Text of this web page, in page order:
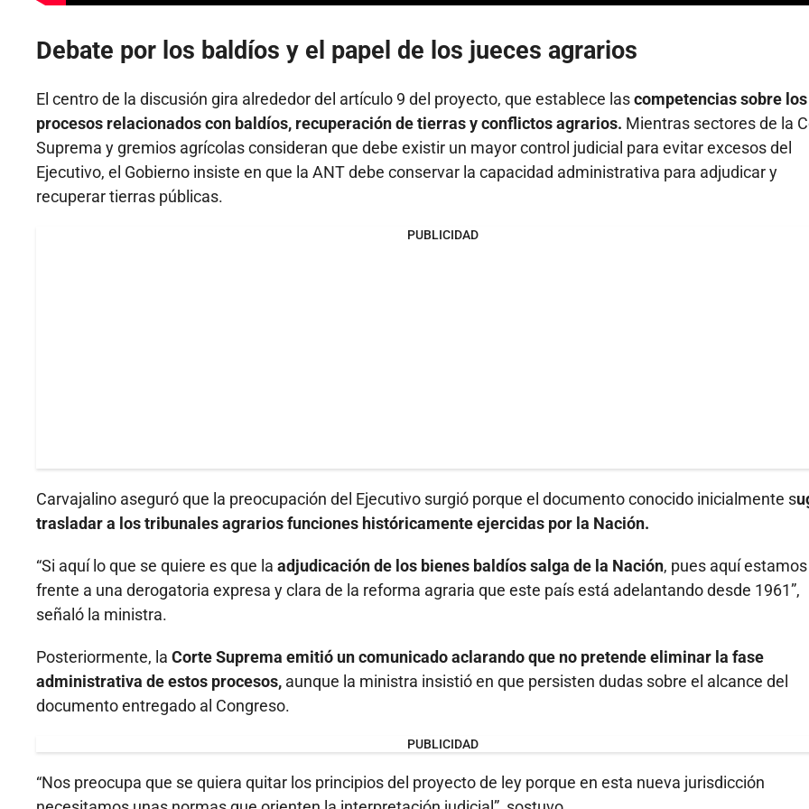
Debate por los baldíos y el papel de los jueces agrarios
El centro de la discusión gira alrededor del artículo 9 del proyecto, que establece lascompetencias sobre los
procesos relacionados con baldíos, recuperación de tierras y conflictos agrarios. Mientras sectores de la
Suprema y gremios agrícolas consideran que debe existir un mayor control judicial para evitar excesos del
Ejecutivo, el Gobierno insiste en que la ANT debe conservar la capacidad administrativa para adjudicar y
recuperar tierras públicas.
PUBLICIDAD
Carvajalino aseguró que la preocupación del Ejecutivo surgió porque el documento conocido inicialmente s
trasladar a los tribunales agrarios funciones históricamente ejercidas por la Nación.
“Si aquí lo que se quiere es que la adjudicación de los bienes baldíos salga de la Nación, pues aquí estamos
frente a una derogatoria expresa y clara de la reforma agraria que este país está adelantando desde 1961”,
señaló la ministra.
Posteriormente, la Corte Suprema emitió un comunicado aclarando que no pretende eliminar la fase
administrativa de estos procesos, aunque la ministra insistió en que persisten dudas sobre el alcance del
documento entregado al Congreso.
PUBLICIDAD
“Nos preocupa que se quiera quitar los principios del proyecto de ley porque en esta nueva jurisdicción